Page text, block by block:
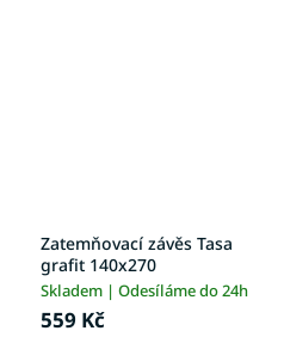
Zatemňovací závěs Tasa
grafit 140x270
Skladem | Odesíláme do 24h
559 Kč